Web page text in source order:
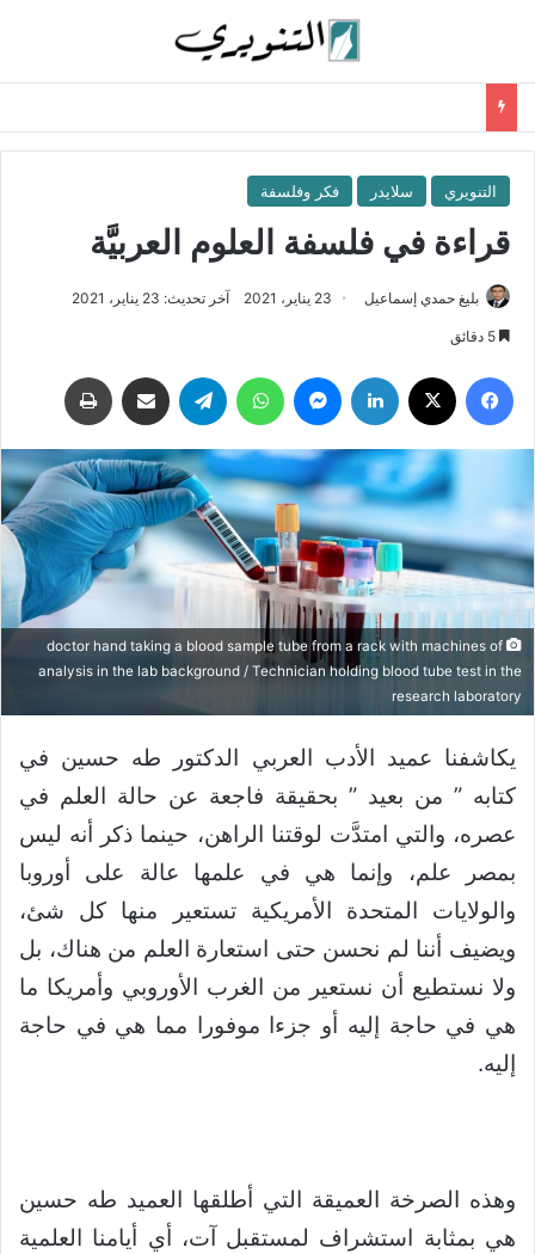
التنويري سلايدر فكر وفلسفة
قراءة في فلسفة العلوم العربيَّة
بليغ حمدي إسماعيل 23 يناير، 2021 آخر تحديث: 23 يناير، 2021
doctor hand taking a blood sample tube from a rack with machines of
analysis in the lab background / Technician holding blood tube test in the
research laboratory
يكاشفنا عميد الأدب العربي الدكتور طه حسين في
كتابه ” من بعيد ” بحقيقة فاجعة عن حالة العلم في
عصره، والتي امتدَّت لوقتنا الراهن، حينما ذكر أنه ليس
بمصر علم، وإنما هي في علمها عالة على أوروبا
والولايات المتحدة الأمريكية تستعير منها كل شئ،
ويضيف أننا لم نحسن حتى استعارة العلم من هناك، بل
ولا نستطيع أن نستعير من الغرب الأوروبي وأمريكا ما
هي في حاجة إليه أو جزءا موفورا مما هي في حاجة
إليه.
وهذه الصرخة العميقة التي أطلقها العميد طه حسين
هي بمثابة استشراف لمستقبل آت، أي أيامنا العلمية